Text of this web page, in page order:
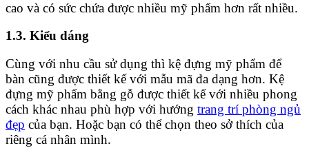
cao và có sức chứa được nhiều mỹ phẩm hơn rất nhiều.
1.3. Kiểu dáng
Cùng với nhu cầu sử dụng thì kệ đựng mỹ phẩm để
bàn cũng được thiết kế với mẫu mã đa dạng hơn. Kệ
đựng mỹ phẩm bằng gỗ được thiết kế với nhiều phong
cách khác nhau phù hợp với hướng trang trí phòng ngủ
đẹp của bạn. Hoặc bạn có thể chọn theo sở thích của
riêng cá nhân mình.